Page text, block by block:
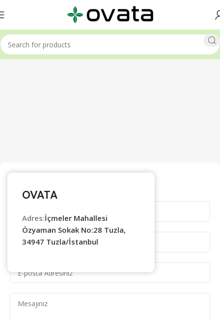
OVATA
Adres:İçmeler Mahallesi
Özyaman Sokak No:28 Tuzla,
34947 Tuzla/İstanbul